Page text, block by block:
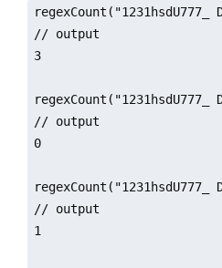
// output
3
// output
0
// output
1